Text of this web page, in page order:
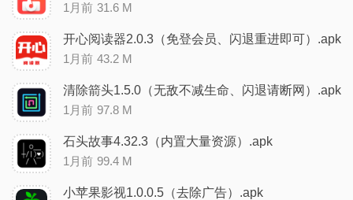
1月前 31.6 M
开心阅读器2.0.3（免登会员、闪退重进即可）.apk
1月前 43.2 M
清除箭头1.5.0（无敌不减生命、闪退请断网）.apk
1月前 97.8 M
石头故事4.32.3（内置大量资源）.apk
1月前 99.4 M
小苹果影视1.0.0.5（去除广告）.apk